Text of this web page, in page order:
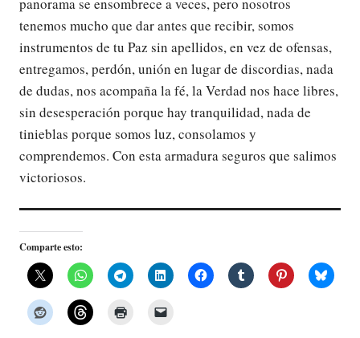
tenemos mucho que dar antes que recibir, somos
instrumentos de tu Paz sin apellidos, en vez de ofensas,
entregamos, perdón, unión en lugar de discordias, nada
de dudas, nos acompaña la fé, la Verdad nos hace libres,
sin desesperación porque hay tranquilidad, nada de
tinieblas porque somos luz, consolamos y
comprendemos. Con esta armadura seguros que salimos
victoriosos.
Comparte esto: